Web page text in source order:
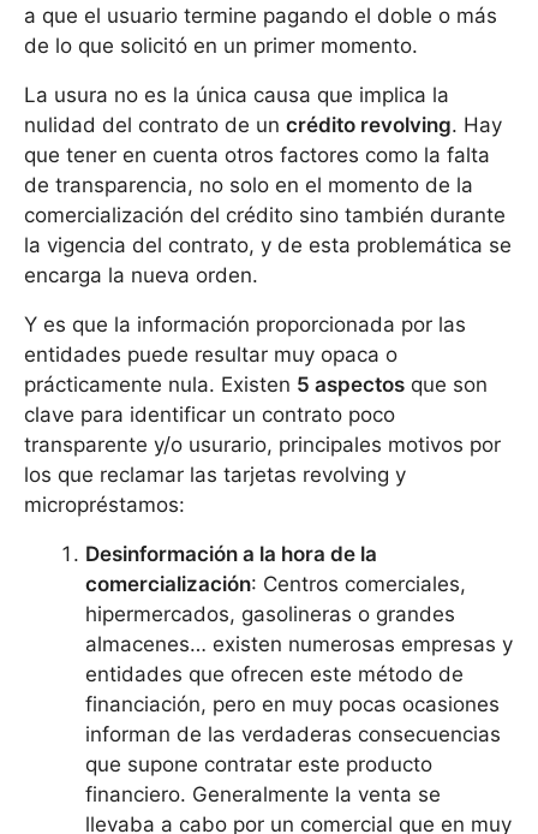
a que el usuario termine pagando el doble o más
de lo que solicitó en un primer momento.
La usura no es la única causa que implica la
nulidad del contrato de un crédito revolving. Hay
que tener en cuenta otros factores como la falta
de transparencia, no solo en el momento de la
comercialización del crédito sino también durante
la vigencia del contrato, y de esta problemática se
encarga la nueva orden.
Y es que la información proporcionada por las
entidades puede resultar muy opaca o
prácticamente nula. Existen 5 aspectos que son
clave para identificar un contrato poco
transparente y/o usurario, principales motivos por
los que reclamar las tarjetas revolving y
micropréstamos:
Desinformación a la hora de la
comercialización: Centros comerciales,
hipermercados, gasolineras o grandes
almacenes… existen numerosas empresas y
entidades que ofrecen este método de
financiación, pero en muy pocas ocasiones
informan de las verdaderas consecuencias
que supone contratar este producto
financiero. Generalmente la venta se
llevaba a cabo por un comercial que en muy